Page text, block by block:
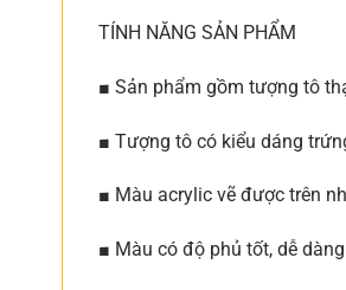
TÍNH NĂNG SẢN PHẨM
■ Sản phẩm gồm tượng tô
■ Tượng tô có kiểu dáng
■ Màu acrylic vẽ được trên
■ Màu có độ phủ tốt, dễ